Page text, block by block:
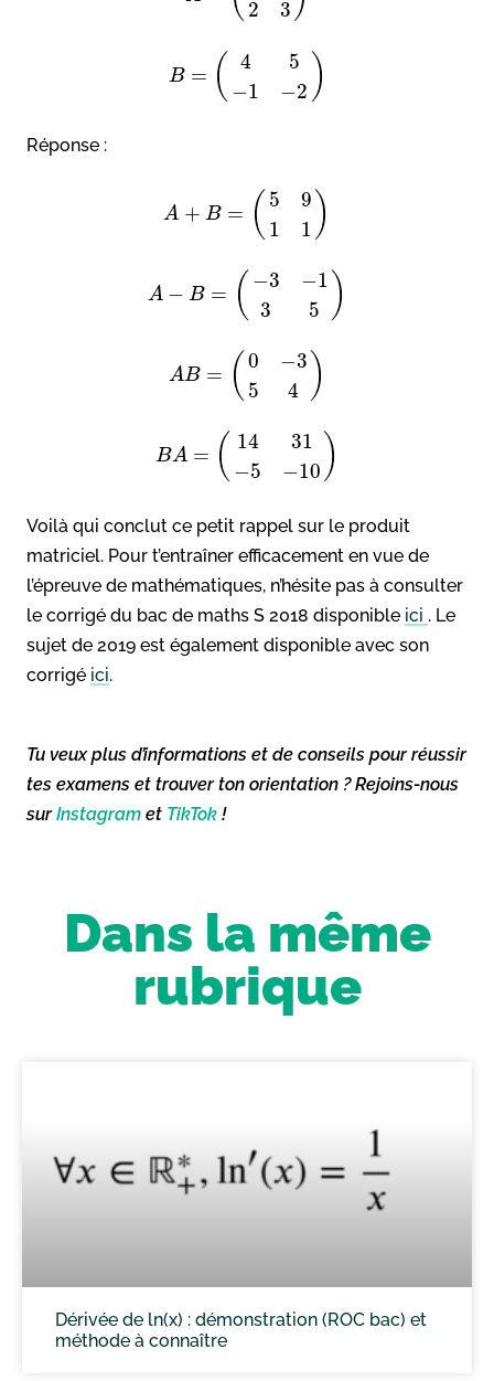
2 3
B = (
4
−1
5
−2 )
Réponse :
A + B = ( 5
1
9
1 )
A − B = ( −3
3
−1
5
)
AB = ( 0
5
−3
4
)
BA = ( 14
−5
31
−10 )
Voilà qui conclut ce petit rappel sur le produit
matriciel. Pour t’entraîner efficacement en vue de
l’épreuve de mathématiques, n’hésite pas à consulter
le corrigé du bac de maths S 2018 disponible ici . Le
sujet de 2019 est également disponible avec son
corrigé ici.
Tu veux plus d’informations et de conseils pour réussir
tes examens et trouver ton orientation ? Rejoins-nous
surInstagram et TikTok !
Dans la même
rubrique
Dérivée de ln(x) : démonstration (ROC bac) et
méthode à connaître